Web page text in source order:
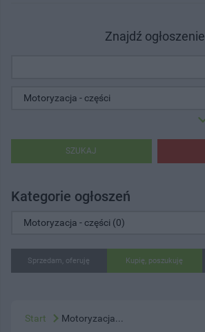
Znajdź ogłoszenie
SZUKAJ
Kategorie ogłoszeń
Sprzedam, oferuję Kupię, poszukuję
Start Motoryzacja...